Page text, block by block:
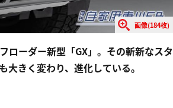
画像(184枚)
ローダー新型「GX」。その斬新なスタ
きく変わり、進化している。